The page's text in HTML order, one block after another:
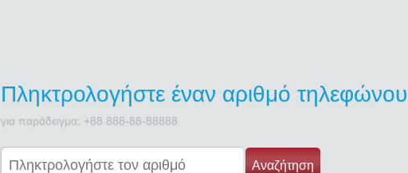
Πληκτρολογήστε έναν αριθμό τηλεφώνου
για παράδειγμα: +88 888-88-88888
Αναζήτηση